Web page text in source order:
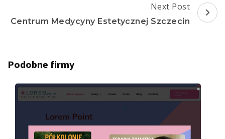
Next Post
Centrum Medycyny Estetycznej Szczecin
Podobne firmy